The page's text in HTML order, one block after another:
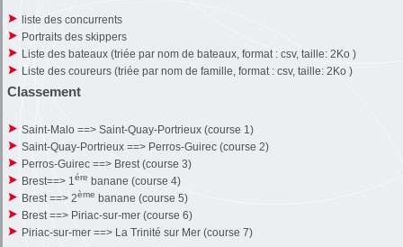
liste des concurrents
Portraits des skippers
Liste des bateaux (triée par nom de bateaux, format : csv, taille: 2Ko )
Liste des coureurs (triée par nom de famille, format : csv, taille: 2Ko )
Classement
Saint-Malo ==> Saint-Quay-Portrieux (course 1)
Saint-Quay-Portrieux ==> Perros-Guirec (course 2)
Perros-Guirec ==> Brest (course 3)
Brest==> 1ére banane (course 4)
Brest ==> 2ème banane (course 5)
Brest ==> Piriac-sur-mer (course 6)
Piriac-sur-mer ==> La Trinité sur Mer (course 7)